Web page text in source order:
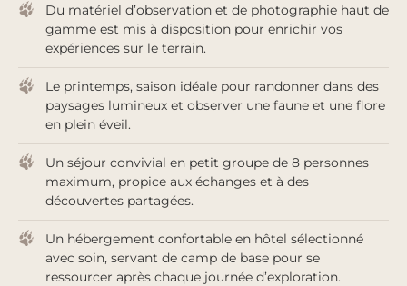
Du matériel d’observation et de photographie haut de
gamme est mis à disposition pour enrichir vos
expériences sur le terrain.
Le printemps, saison idéale pour randonner dans des
paysages lumineux et observer une faune et une flore
en plein éveil.
Un séjour convivial en petit groupe de 8 personnes
maximum, propice aux échanges et à des
découvertes partagées.
Un hébergement confortable en hôtel sélectionné
avec soin, servant de camp de base pour se
ressourcer après chaque journée d’exploration.